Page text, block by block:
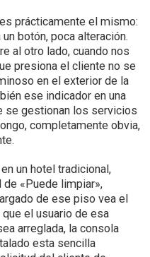
prácticamente el mismo:
botón, poca alteración.
al otro lado, cuando nos
presiona el cliente no se
en el exterior de la
ese indicador en una
se gestionan los servicios
completamente obvia,
un hotel tradicional,
«Puede limpiar»,
de ese piso vea el
el usuario de esa
arreglada, la consola
esta sencilla